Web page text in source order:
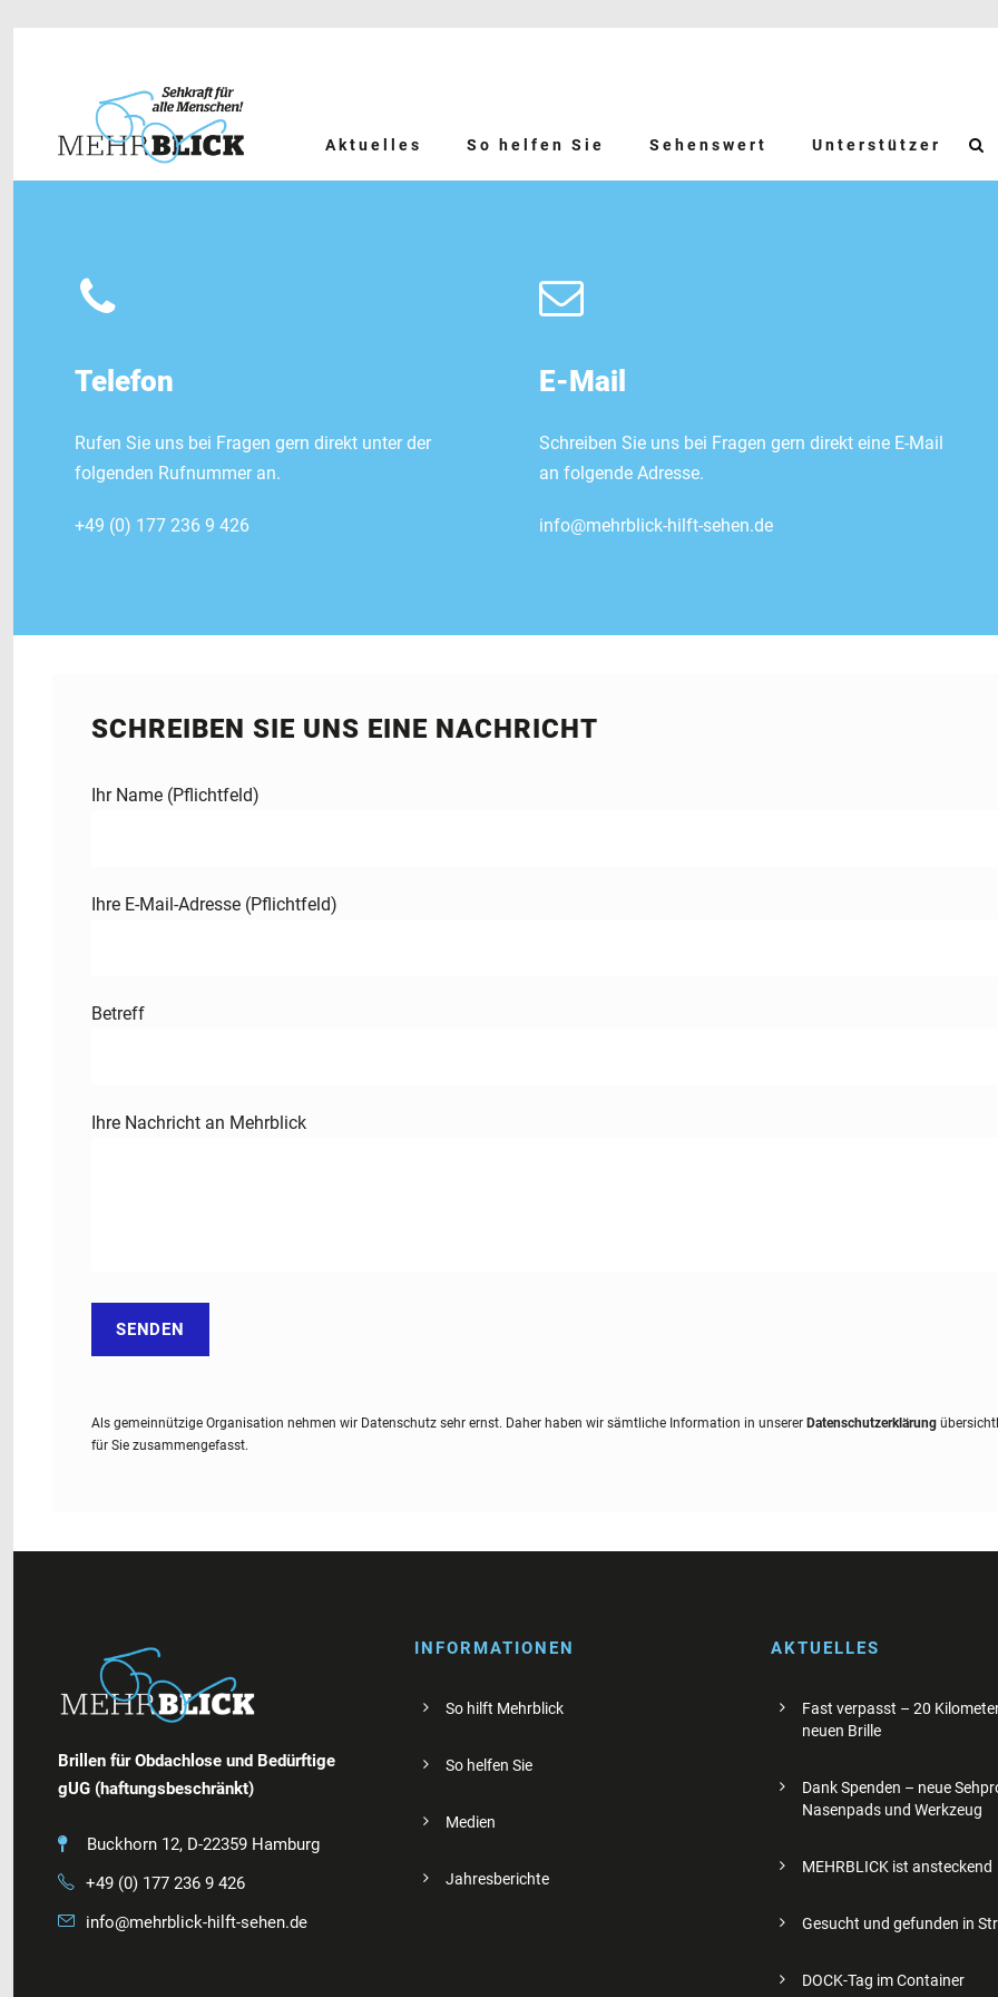
Aktuelles So helfen Sie Sehenswert Unterstützer
Telefon
Rufen Sie uns bei Fragen gern direkt unter der
folgenden Rufnummer an.
+49 (0) 177 236 9 426
E-Mail
Schreiben Sie uns bei Fragen gern direkt eine E-Mail
an folgende Adresse.
info@mehrblick-hilft-sehen.de
SCHREIBEN SIE UNS EINE NACHRICHT
Ihr Name (Pflichtfeld)
Ihre E-Mail-Adresse (Pflichtfeld)
Betreff
Ihre Nachricht an Mehrblick
Als gemeinnützige Organisation nehmen wir Datenschutz sehr ernst. Daher haben wir sämtliche Information in unserer Datenschutzerklärung
für Sie zusammengefasst.
Brillen für Obdachlose und Bedürftige
gUG (haftungsbeschränkt)
Buckhorn 12, D-22359 Hamburg
+49 (0) 177 236 9 426
info@mehrblick-hilft-sehen.de
INFORMATIONEN
So hilft Mehrblick
So helfen Sie
Medien
Jahresberichte
AKTUELLES
Fast verpasst – 20
neuen Brille
Dank Spenden – neue
Nasenpads und Werkzeug
MEHRBLICK ist ansteckend
Gesucht und gefunden in
DOCK-Tag im Container